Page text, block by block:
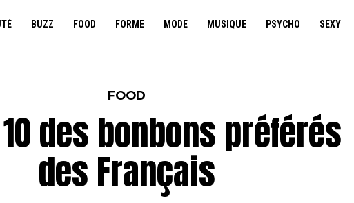
BUZZ FOOD FORME MODE MUSIQUE PSYCHO SEXY
FOOD
des bonbons préférés
des Français